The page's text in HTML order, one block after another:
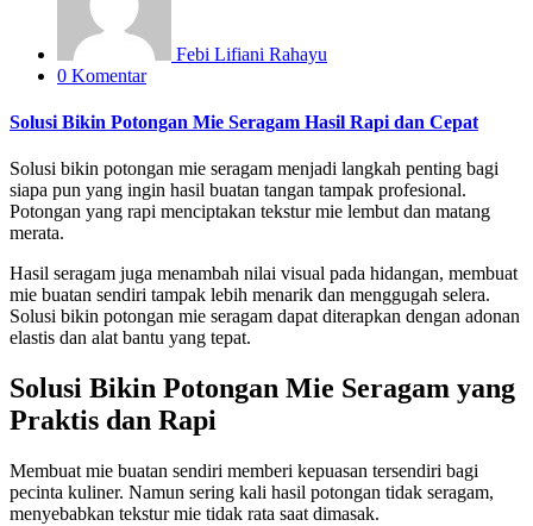
Febi Lifiani Rahayu
0 Komentar
Solusi Bikin Potongan Mie Seragam Hasil Rapi dan Cepat
Solusi bikin potongan mie seragam menjadi langkah penting bagi
siapa pun yang ingin hasil buatan tangan tampak profesional.
Potongan yang rapi menciptakan tekstur mie lembut dan matang
merata.
Hasil seragam juga menambah nilai visual pada hidangan, membuat
mie buatan sendiri tampak lebih menarik dan menggugah selera.
Solusi bikin potongan mie seragam dapat diterapkan dengan adonan
elastis dan alat bantu yang tepat.
Solusi Bikin Potongan Mie Seragam yang
Praktis dan Rapi
Membuat mie buatan sendiri memberi kepuasan tersendiri bagi
pecinta kuliner. Namun sering kali hasil potongan tidak seragam,
menyebabkan tekstur mie tidak rata saat dimasak.